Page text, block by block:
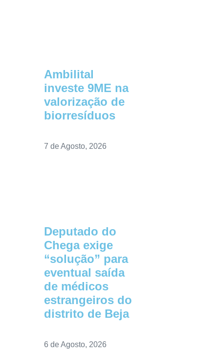
Ambilital
investe 9ME na
valorização de
biorresíduos
7 de Agosto, 2026
Deputado do
Chega exige
“solução” para
eventual saída
de médicos
estrangeiros do
distrito de Beja
6 de Agosto, 2026